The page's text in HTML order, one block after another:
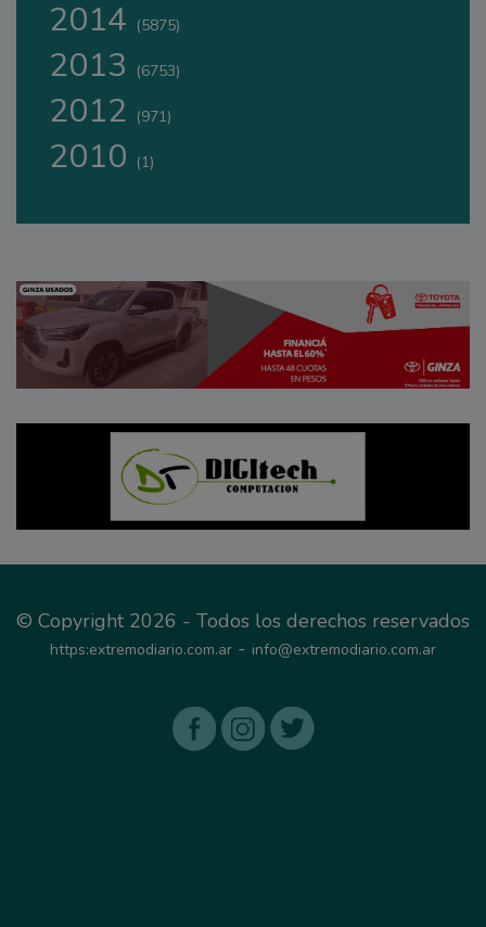
2014 (5875)
2013 (6753)
2012 (971)
2010 (1)
© Copyright 2026 - Todos los derechos reservados
https:extremodiario.com.ar - info@extremodiario.com.ar